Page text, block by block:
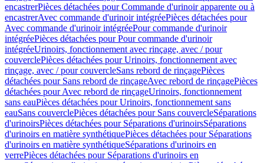
encastrerPièces détachées pour Commande d'urinoir apparente ou à
encastrerAvec commande d'urinoir intégréePièces détachées pour
Avec commande d'urinoir intégréePour commande d'urinoir
intégréePièces détachées pour Pour commande d'urinoir
intégréeUrinoirs, fonctionnement avec rinçage, avec / pour
couverclePièces détachées pour Urinoirs, fonctionnement avec
rinçage, avec / pour couvercleSans rebord de rinçagePièces
détachées pour Sans rebord de rinçageAvec rebord de rinçagePièces
détachées pour Avec rebord de rinçageUrinoirs, fonctionnement
sans eauPièces détachées pour Urinoirs, fonctionnement sans
eauSans couverclePièces détachées pour Sans couvercleSéparations
d'urinoirsPièces détachées pour Séparations d'urinoirsSéparations
d'urinoirs en matière synthétiquePièces détachées pour Séparations
d'urinoirs en matière synthétiqueSéparations d'urinoirs en
verrePièces détachées pour Séparations d'urinoirs en